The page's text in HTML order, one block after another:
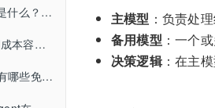
CVE-2026-25253漏洞是什么？如何避免？
为什么OpenClaw的API成本容易失控？如何设置预算限制？
服务器成本大概多少？有哪些免费的本地模型方案？
主模型 ：负责处
备用模型 ：一个
决策逻辑：在主